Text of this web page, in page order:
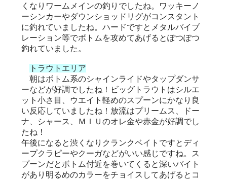
くなりワームメインの釣りでしたね。ワッキーノ
ーシンカーやダウンショッドリグがコンスタント
に釣れていましたね。ハードですとメタルバイブ
レーション等でボトムを攻めてあげるとぽつぽつ
釣れていました。
トラウトエリア
朝はボトム系のシャインライドやタップダンサ
ーなどが好調でしたね！ビッグトラウトはシルエ
ット小さ目、ウエイト軽めのスプーンにかなり良
い反応していましたね！放流はプリームス、ドー
ナ、シャース、ＭＩＵのオレ金や赤金が好調でし
たね！
午後になると渋くなりクランクベイトですとディ
ープクラピーやクーガなどがいい感じですね。ス
プーンだとボトム付近を巻いてくると深いバイト
があり明るめのカラーをチョイスしてあげるとコ